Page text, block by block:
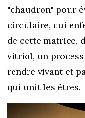
"chaudron" pour
circulaire, qui
de cette matrice,
vitriol, un
rendre vivant et
qui unit les êtres.